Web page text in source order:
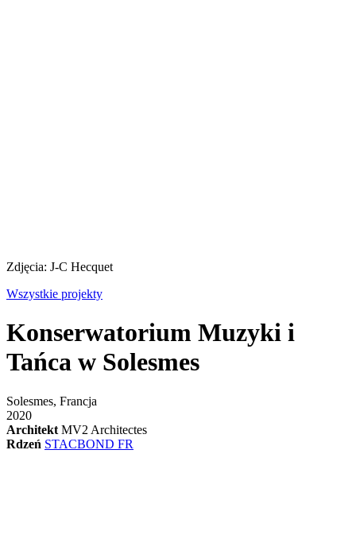
Zdjęcia: J-C Hecquet
Wszystkie projekty
Konserwatorium Muzyki i
Tańca w Solesmes
Solesmes, Francja
2020
Architekt MV2 Architectes
Rdzeń STACBOND FR